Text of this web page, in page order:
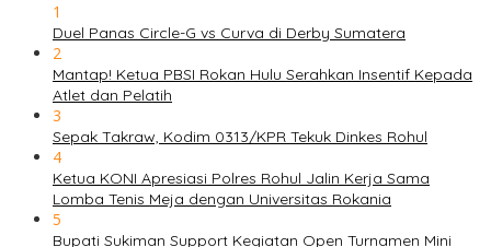
1
Duel Panas Circle-G vs Curva di Derby Sumatera
2
Mantap! Ketua PBSI Rokan Hulu Serahkan Insentif Kepada
Atlet dan Pelatih
3
Sepak Takraw, Kodim 0313/KPR Tekuk Dinkes Rohul
4
Ketua KONI Apresiasi Polres Rohul Jalin Kerja Sama
Lomba Tenis Meja dengan Universitas Rokania
5
Bupati Sukiman Support Kegiatan Open Turnamen Mini